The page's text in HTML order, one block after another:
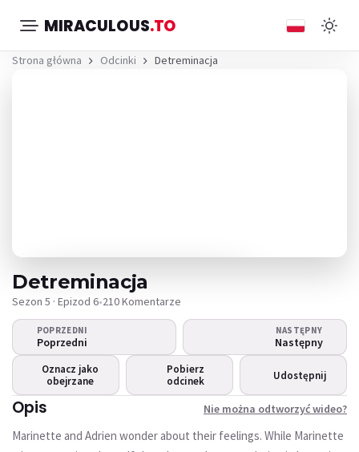
MIRACULOUS.TO
Strona główna Odcinki Detreminacja
Nie można odtworzyć
wideo?
Ten film nie jest obecnie dostępny
Detreminacja
Sezon 5 · Epizod 6•210 Komentarze
POPRZEDNI
Poprzedni
NASTĘPNY
Następny
Oznacz jako
obejrzane
Pobierz
odcinek
Udostępnij
Opis Nie można odtworzyć wideo?
Marinette and Adrien wonder about their feelings. While Marinette